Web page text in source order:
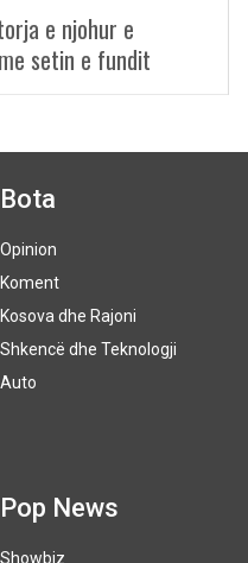
e njohur e
setin e fundit
Bota
Opinion
Koment
Kosova dhe Rajoni
Shkencë dhe Teknologji
Auto
Pop News
Showbiz